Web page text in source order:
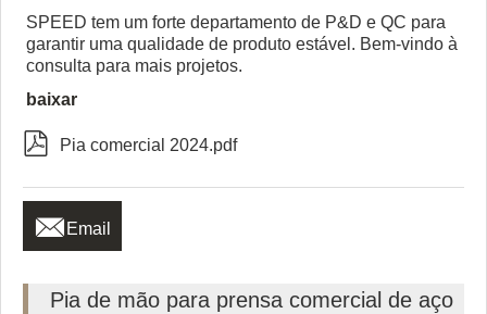
SPEED tem um forte departamento de P&D e QC para
garantir uma qualidade de produto estável. Bem-vindo à
consulta para mais projetos.
baixar
 Pia comercial 2024.pdf
 Email
Pia de mão para prensa comercial de aço